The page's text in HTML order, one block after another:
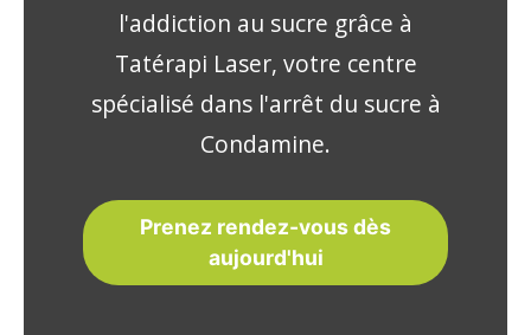
l'addiction au sucre grâce à
Tatérapi Laser, votre centre
spécialisé dans l'arrêt du sucre à
Condamine.
Prenez rendez-vous dès
aujourd'hui